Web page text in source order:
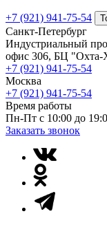
+7 (921) 941-75-54
Санкт-Петербург
Индустриальный
офис 306, БЦ "Охта-
+7 (921) 941-75-54
Москва
+7 (921) 941-75-54
Время работы
Пн-Пт с 10:00 до
Заказать звонок